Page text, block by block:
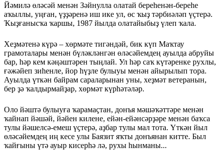
Йәмилә өләсәй менән Зәйнулла олатай береһенән-береһе
аҡыллы, уңған, үҙҙәренә иш ике ул, өс ҡыҙ тәрбиәләп үҫтерә.
Ҡыҙғанысҡа ҡаршы, 1987 йылда олатайыбыҙ үлеп ҡала.
Хеҙмәтенә күрә – хөрмәте тигәндәй, бик күп Маҡтау
грамоталары менән бүләкләнгән өләсәйемдең ауылда абруйы
бар, һәр кем кәңәштәрен тыңлай. Ул һәр саҡ күтәренке рухлы,
ғәжәйеп зиһенле, йор һүҙле булыуы менән айырылып тора.
Ауылда үткән байрам сараларынан уны, хеҙмәт ветеранын,
бер ҙә ҡалдырмайҙар, хөрмәт күрһәтәләр.
Оло йәштә булыуға ҡарамаҫтан, донъя мәшәҡәттәре менән
ҡайнап йәшәй, йәйен килене, ейән-ейәнсәрҙәре менән баҡса
тулы йәшелсә-емеш үҫтерә, аҙбар тулы мал тота. Үткән йыл
өләсәйемдең иң кесе улы Баязит яҡты донъянан китте. Был
ҡайғыны үтә ауыр кисерһә лә, рухы һынманы...